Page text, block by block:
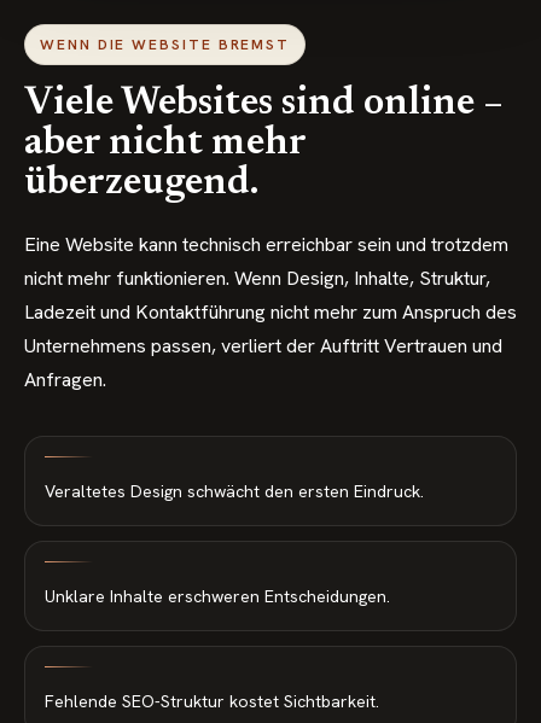
WENN DIE WEBSITE BREMST
Viele Websites sind online –
aber nicht mehr
überzeugend.
Eine Website kann technisch erreichbar sein und trotzdem
nicht mehr funktionieren. Wenn Design, Inhalte, Struktur,
Ladezeit und Kontaktführung nicht mehr zum Anspruch des
Unternehmens passen, verliert der Auftritt Vertrauen und
Anfragen.
Veraltetes Design schwächt den ersten Eindruck.
Unklare Inhalte erschweren Entscheidungen.
Fehlende SEO-Struktur kostet Sichtbarkeit.